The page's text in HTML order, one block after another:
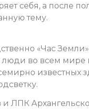
себя, а после
тему.
«Час Земли»
во всем мире
известных
ЛПК